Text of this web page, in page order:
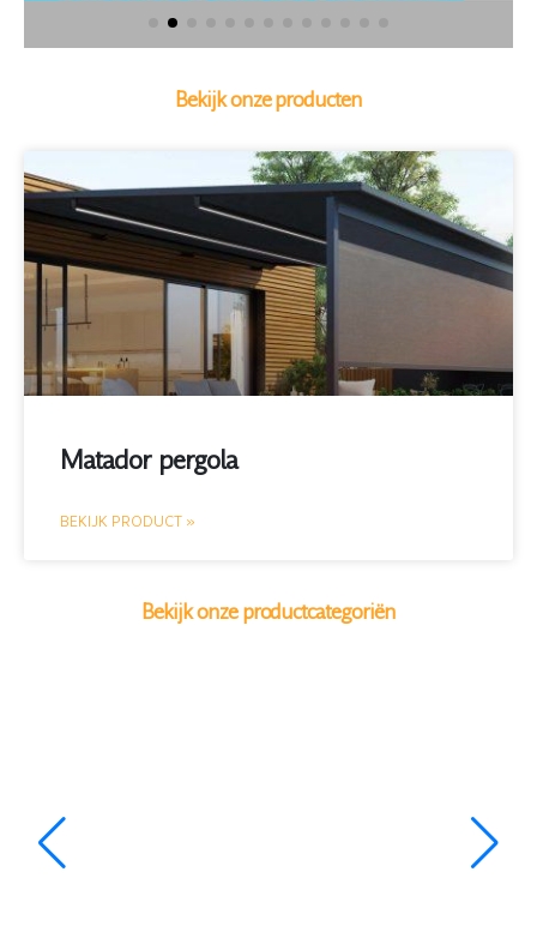
Bekijk onze producten
Matador pergola
BEKIJK PRODUCT »
Bekijk onze productcategoriën